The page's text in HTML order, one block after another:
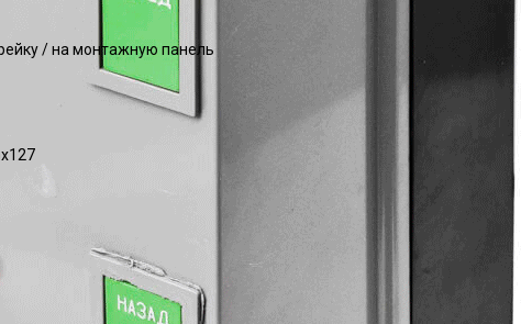
/ на монтажную панель